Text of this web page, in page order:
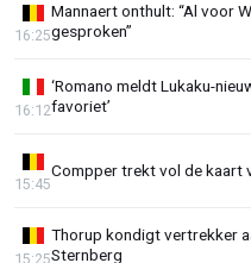
Mannaert onthult: “Al voor
gesproken”
16:25
‘Romano meldt Lukaku-
favoriet’
16:12
Compper trekt vol de kaart
15:45
Thorup kondigt vertrekker
Sternberg
15:25